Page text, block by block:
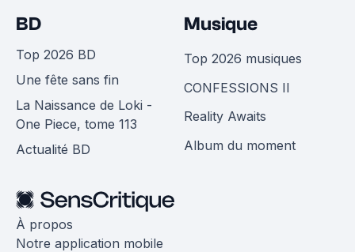
BD
Top 2026 BD
Une fête sans fin
La Naissance de Loki -
One Piece, tome 113
Actualité BD
Musique
Top 2026 musiques
CONFESSIONS II
Reality Awaits
Album du moment
À propos
Notre application mobile